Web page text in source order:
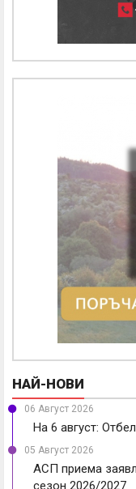
НАЙ-НОВИ
06 Август 2026
На 6 август:
05 Август 2026
АСП приема
сезон 2026/2027